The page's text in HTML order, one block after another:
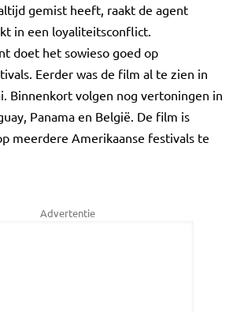
gemist heeft, raakt de agent
in een loyaliteitsconflict.
doet het sowieso goed op
Eerder was de film al te zien in
Binnenkort volgen nog vertoningen in
Panama en België. De film is
meerdere Amerikaanse festivals te
Advertentie